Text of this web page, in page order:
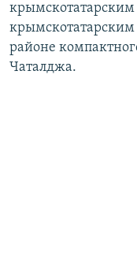
крымскотатарским
районе
Чаталджа.